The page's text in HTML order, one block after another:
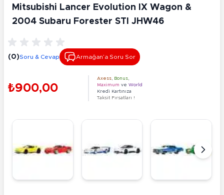
Mitsubishi Lancer Evolution IX Wagon &
2004 Subaru Forester STI JHW46
(0)Soru & Cevap Armağan’a Soru Sor
₺900,00
Axess Bonus
Maximum ve World
Kredi Kartınıza
Taksit Fırsatları !